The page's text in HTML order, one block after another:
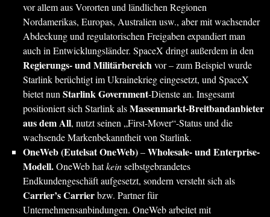
vor allem aus Vororten und ländlichen Regionen
Nordamerikas, Europas, Australien usw., aber mit wachsender
Abdeckung und regulatorischen Freigaben expandiert man
auch in Entwicklungsländer. SpaceX dringt außerdem in den
Regierungs- und Militärbereichvor – zum Beispiel wurde
Starlink berüchtigt im Ukrainekrieg eingesetzt, und SpaceX
bietet nunStarlink Government-Dienste an. Insgesamt
positioniert sich Starlink alsMassenmarkt-Breitbandanbieter
aus dem All, nutzt seinen „First-Mover“-Status und die
wachsende Markenbekanntheit von Starlink.
OneWeb (Eutelsat OneWeb)–Wholesale- und Enterprise-
Modell.OneWeb hatkeinselbstgebrandetes
Endkundengeschäft aufgesetzt, sondern versteht sich als
Carrier’s Carrierbzw. Partner für
Unternehmensanbindungen. OneWeb arbeitet mit